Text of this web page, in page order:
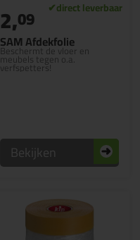
SAM Afdekfolie
Beschermt de vloer en
meubels tegen o.a.
verfspetters!
2,09
Bekijken